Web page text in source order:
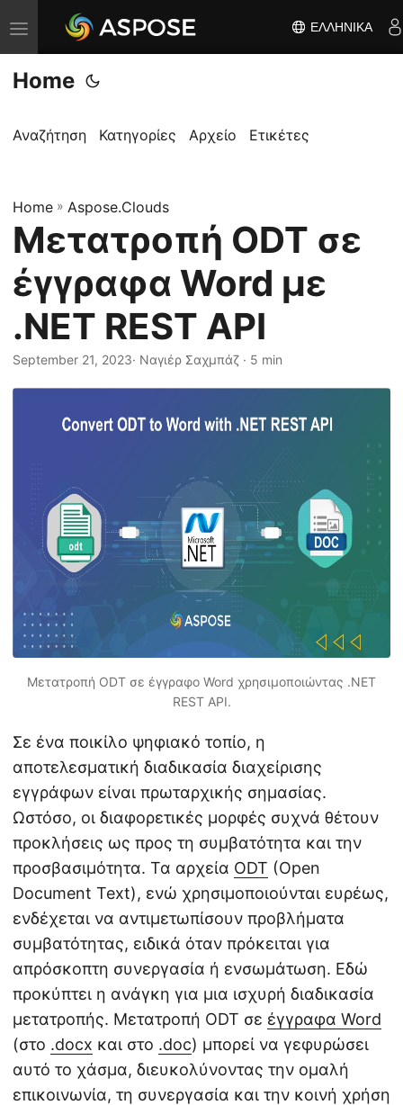
Ε
ν
α
λ
ή
π
λ
ο
γ
η
σ
ΕΛΛΗΝΙΚΆ
Home
Αναζήτηση Κατηγορίες Αρχείο Ετικέτες
Home » Aspose.Clouds
Μετατροπή ODT σε
έγγραφα Word με
.NET REST API
September 21, 2023· Ναγιέρ Σαχμπάζ · 5 min
Μετατροπή ODT σε έγγραφο Word χρησιμοποιώντας .NET
REST API.
Σε ένα ποικίλο ψηφιακό τοπίο, η
αποτελεσματική διαδικασία διαχείρισης
εγγράφων είναι πρωταρχικής σημασίας.
Ωστόσο, οι διαφορετικές μορφές συχνά θέτουν
προκλήσεις ως προς τη συμβατότητα και την
προσβασιμότητα. Τα αρχεία ODT (Open
Document Text), ενώ χρησιμοποιούνται ευρέως,
ενδέχεται να αντιμετωπίσουν προβλήματα
συμβατότητας, ειδικά όταν πρόκειται για
απρόσκοπτη συνεργασία ή ενσωμάτωση. Εδώ
προκύπτει η ανάγκη για μια ισχυρή διαδικασία
μετατροπής. Μετατροπή ODT σε έγγραφα Word
(στο .docx και στο .doc) μπορεί να γεφυρώσει
αυτό το χάσμα, διευκολύνοντας την ομαλή
επικοινωνία, τη συνεργασία και την κοινή χρήση